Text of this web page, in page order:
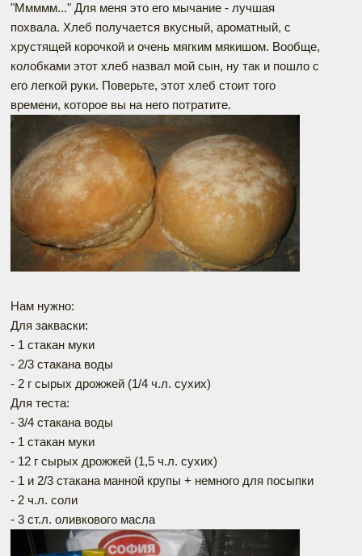
"Ммммм..." Для меня это его мычание - лучшая
похвала. Хлеб получается вкусный, ароматный, с
хрустящей корочкой и очень мягким мякишом. Вообще,
колобками этот хлеб назвал мой сын, ну так и пошло с
его легкой руки. Поверьте, этот хлеб стоит того
времени, которое вы на него потратите.
Нам нужно:
Для закваски:
- 1 стакан муки
- 2/3 стакана воды
- 2 г сырых дрожжей (1/4 ч.л. сухих)
Для теста:
- 3/4 стакана воды
- 1 стакан муки
- 12 г сырых дрожжей (1,5 ч.л. сухих)
- 1 и 2/3 стакана манной крупы + немного для посыпки
- 2 ч.л. соли
- 3 ст.л. оливкового масла